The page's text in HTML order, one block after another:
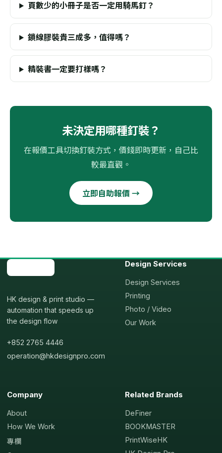
頁數少的小冊子是否一定用騎馬釘？
鎖線膠裝貴三成多，值得嗎？
精裝書一定要打樣嗎？
未決定用哪種釘裝？
在報價工具切換釘裝方式，價錢即時更新，自己比
較最直觀。
立即自助報價 →
HK design & print studio —
automation that speeds up
the design flow
+852 2765 4446
operation@hkdesignpro.com
Design Services
Design Services
Printing
Photo / Video
Our Work
Company
About
How We Work
專欄
Related Brands
DeFiner
BOOKMASTER
PrintWiseHK